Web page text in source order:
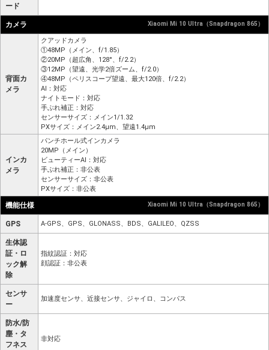
ード
カメラ Xiaomi Mi 10 Ultra（Snapdragon 865）
背面カ
メラ
クアッドカメラ
①48MP（メイン、f/1.85）
②20MP（超広角、128°、f/2.2）
③12MP（望遠、光学2倍ズーム、f/2.0）
④48MP（ペリスコープ望遠、最大120倍、f/2.2）
AI：対応
ナイトモード：対応
手ぶれ補正：対応
センサーサイズ：メイン1/1.32
PXサイズ：メイン2.4μm、望遠1.4μm
インカ
メラ
パンチホール式インカメラ
20MP（メイン）
ビューティーAI：対応
手ぶれ補正：非公表
センサーサイズ：非公表
PXサイズ：非公表
機能仕様 Xiaomi Mi 10 Ultra（Snapdragon 865）
GPS A-GPS、GPS、GLONASS、BDS、GALILEO、QZSS
生体認
証・ロ
ック解
除
指紋認証：対応
顔認証：非公表
センサ
ー
加速度センサ、近接センサ、ジャイロ、コンパス
防水/防
塵・タ
フネス
非対応